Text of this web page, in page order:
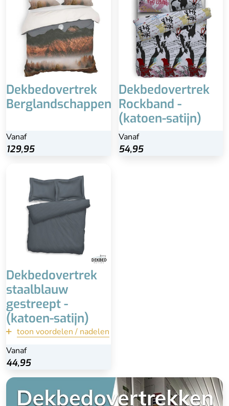
Dekbedovertrek
Berglandschappen
Vanaf
129,95
Dekbedovertrek
Rockband -
(katoen-satijn)
Vanaf
54,95
Dekbedovertrek
staalblauw
gestreept -
(katoen-satijn)
toon voordelen / nadelen
Vanaf
44,95
Inclusief bijpassende
kussenslo(o)p(en)
100% katoen-satijn
Wasbaar
terug
Bekijk